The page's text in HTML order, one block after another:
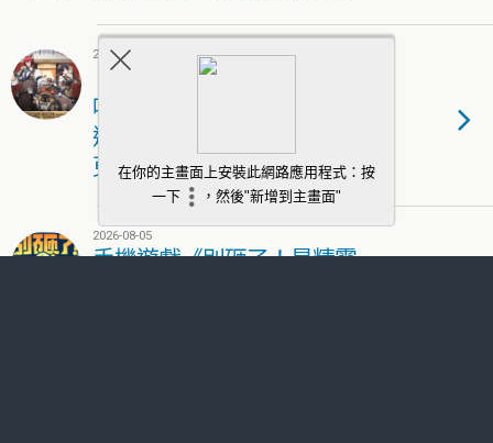
2026-08-05
《絕區零》X animate 香港「美
味大作戰」限時開跑！限定周
邊、主題餐飲、專屬虛寶一次
蒐集
2026-08-05
手機遊戲《別砸了！是精靈